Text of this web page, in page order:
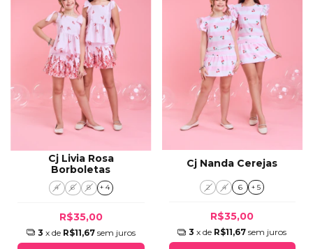
Cj Livia Rosa
Borboletas
4 6 8 + 4
R$35,00
3 x de R$11,67 sem juros
Cj Nanda Cerejas
2 4 6 + 5
R$35,00
3 x de R$11,67 sem juros